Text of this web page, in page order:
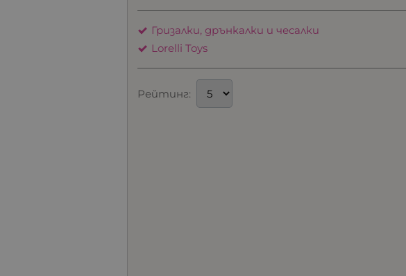
Гризалки, дрънкалки и чесалки
Lorelli Toys
Рейтинг: